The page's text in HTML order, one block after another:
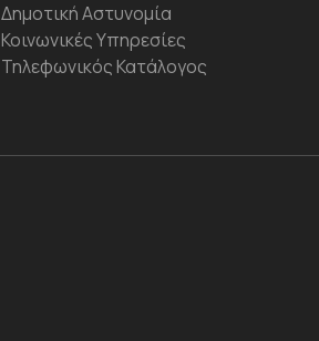
Δημοτική Αστυνομία
Κοινωνικές Υπηρεσίες
Τηλεφωνικός Κατάλογος